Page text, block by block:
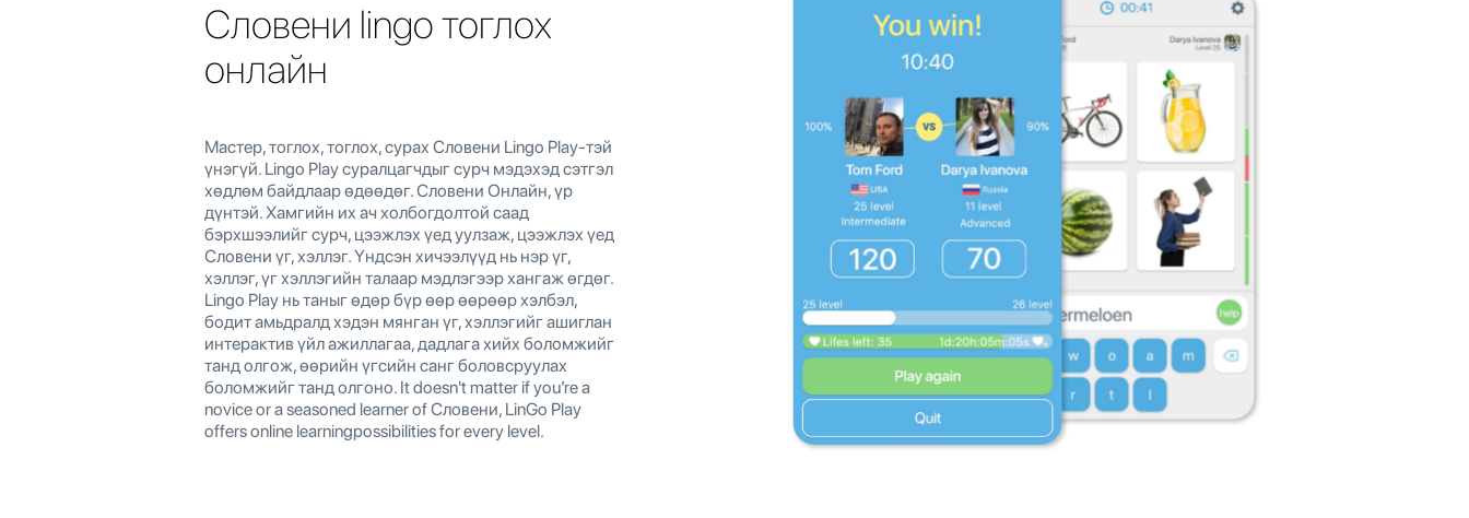
Словени lingo тоглох
онлайн
Мастер, тоглох, тоглох, сурах Словени Lingo Play-тэй
үнэгүй. Lingo Play суралцагчдыг сурч мэдэхэд сэтгэл
хөдлөм байдлаар өдөөдөг. Словени Онлайн, үр
дүнтэй. Хамгийн их ач холбогдолтой саад
бэрхшээлийг сурч, цээжлэх үед уулзаж, цээжлэх үед
Словени үг, хэллэг. Үндсэн хичээлүүд нь нэр үг,
хэллэг, үг хэллэгийн талаар мэдлэгээр хангаж өгдөг.
Lingo Play нь таныг өдөр бүр өөр өөрөөр хэлбэл,
бодит амьдралд хэдэн мянган үг, хэллэгийг ашиглан
интерактив үйл ажиллагаа, дадлага хийх боломжийг
танд олгож, өөрийн үгсийн санг боловсруулах
боломжийг танд олгоно. It doesn't matter if you’re a
novice or a seasoned learner of Словени, LinGo Play
offers online learningpossibilities for every level.